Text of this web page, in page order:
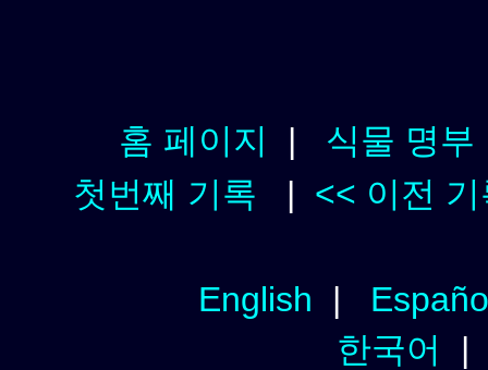
홈 페이지 | 식물 명부
첫번째 기록 | << 이전 기
English |
한국어